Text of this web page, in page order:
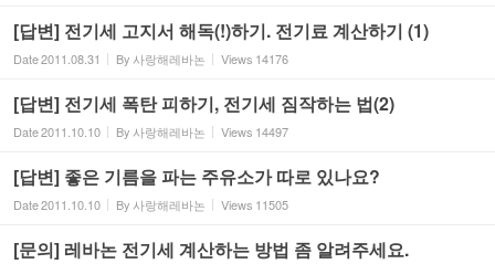
[답변] 전기세 고지서 해독(!)하기. 전기료 계산하기 (1)
Date2011.08.31 By 사랑해레바논 Views 14176
[답변] 전기세 폭탄 피하기, 전기세 짐작하는 법(2)
Date2011.10.10 By 사랑해레바논 Views 14497
[답변] 좋은 기름을 파는 주유소가 따로 있나요?
Date2011.10.10 By 사랑해레바논 Views 11505
[문의] 레바논 전기세 계산하는 방법 좀 알려주세요.